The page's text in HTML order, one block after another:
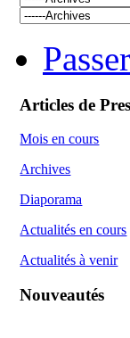
Articles de
Mois en cours
Archives
Diaporama
Actualités en cours
Actualités à venir
Nouveautés